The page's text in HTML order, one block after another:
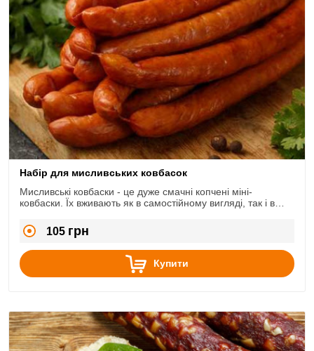
Набір для мисливських ковбасок
Мисливські ковбаски - це дуже смачні копчені міні-
ковбаски. Їх вживають як в самостійному вигляді, так і в
виходять супи, солянка і розсольник з їх додаванням.
105 грн
Купити